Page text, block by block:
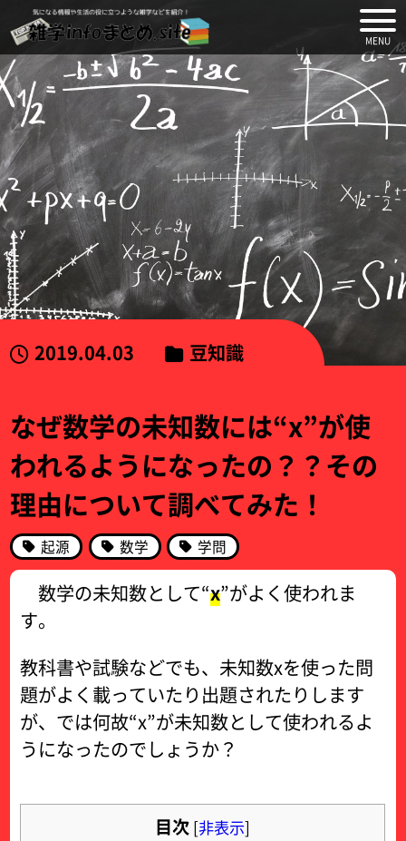
気になる情報や生活
2019.04.03 豆知識
なぜ数学の未知数には“x”が使
われるようになったの？？その
理由について調べてみた！
起源 数学 学問
数学の未知数として“x”がよく使われま
す。
教科書や試験などでも、未知数xを使った問
題がよく載っていたり出題されたりします
が、では何故“x”が未知数として使われるよ
うになったのでしょうか？
目次 [非表示]